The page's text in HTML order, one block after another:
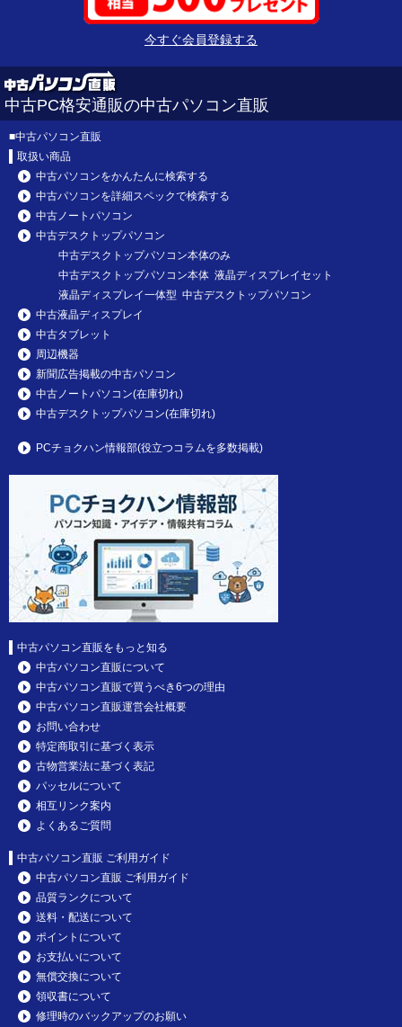
今すぐ会員登録する
中古PC格安通販の中古パソコン直販
■中古パソコン直販
取扱い商品
中古パソコンをかんたんに検索する
中古パソコンを詳細スペックで検索する
中古ノートパソコン
中古デスクトップパソコン
中古デスクトップパソコン本体のみ
中古デスクトップパソコン本体 液晶ディスプレイセット
液晶ディスプレイ一体型 中古デスクトップパソコン
中古液晶ディスプレイ
中古タブレット
周辺機器
新聞広告掲載の中古パソコン
中古ノートパソコン(在庫切れ)
中古デスクトップパソコン(在庫切れ)
PCチョクハン情報部(役立つコラムを多数掲載)
中古パソコン直販をもっと知る
中古パソコン直販について
中古パソコン直販で買うべき6つの理由
中古パソコン直販運営会社概要
お問い合わせ
特定商取引に基づく表示
古物営業法に基づく表記
パッセルについて
相互リンク案内
よくあるご質問
中古パソコン直販 ご利用ガイド
中古パソコン直販 ご利用ガイド
品質ランクについて
送料・配送について
ポイントについて
お支払いについて
無償交換について
領収書について
修理時のバックアップのお願い